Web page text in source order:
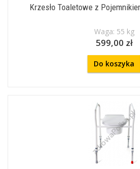
Krzesło Toaletowe z
Waga: 55 kg
599,00 zł
Do koszyka